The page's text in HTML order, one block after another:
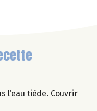
l’eau tiède. Couvrir